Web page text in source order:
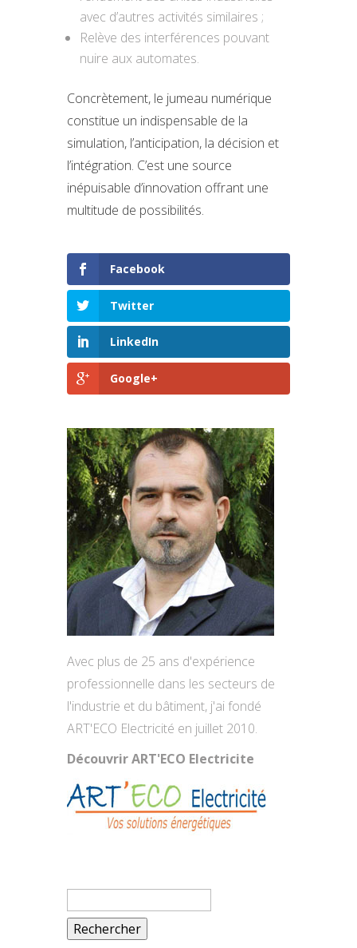
avec d’autres activités similaires ;
Relève des interférences pouvant
nuire aux automates.
Concrètement, le jumeau numérique
constitue un indispensable de la
simulation, l’anticipation, la décision et
l’intégration. C’est une source
inépuisable d’innovation offrant une
multitude de possibilités.
Facebook
Twitter
LinkedIn
Google+
Avec plus de 25 ans d'expérience
professionnelle dans les secteurs de
l'industrie et du bâtiment, j'ai fondé
ART'ECO Electricité en juillet 2010.
Découvrir ART'ECO Electricite
Rechercher :